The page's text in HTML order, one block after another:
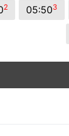
2 05:503